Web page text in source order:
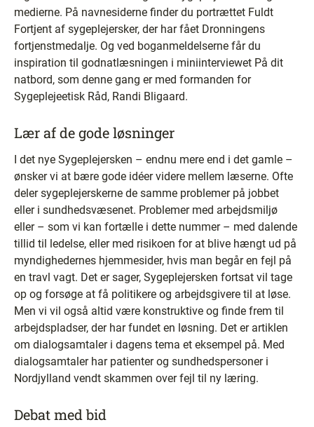
medierne. På navnesiderne finder du portrættet Fuldt
Fortjent af sygeplejersker, der har fået Dronningens
fortjenstmedalje. Og ved boganmeldelserne får du
inspiration til godnatlæsningen i miniinterviewet På dit
natbord, som denne gang er med formanden for
Sygeplejeetisk Råd, Randi Bligaard.
Lær af de gode løsninger
I det nye Sygeplejersken – endnu mere end i det gamle –
ønsker vi at bære gode idéer videre mellem læserne. Ofte
deler sygeplejerskerne de samme problemer på jobbet
eller i sundhedsvæsenet. Problemer med arbejdsmiljø
eller – som vi kan fortælle i dette nummer – med dalende
tillid til ledelse, eller med risikoen for at blive hængt ud på
myndighedernes hjemmesider, hvis man begår en fejl på
en travl vagt. Det er sager, Sygeplejersken fortsat vil tage
op og forsøge at få politikere og arbejdsgivere til at løse.
Men vi vil også altid være konstruktive og finde frem til
arbejdspladser, der har fundet en løsning. Det er artiklen
om dialogsamtaler i dagens tema et eksempel på. Med
dialogsamtaler har patienter og sundhedspersoner i
Nordjylland vendt skammen over fejl til ny læring.
Debat med bid